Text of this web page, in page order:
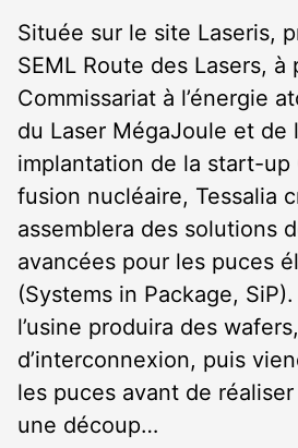
Située sur le site Laseris,
SEML Route des Lasers, à
Commissariat à l’énergie
du Laser MégaJoule et de
implantation de la start-up
fusion nucléaire, Tessalia
assemblera des solutions
avancées pour les puces
(Systems in Package,
l’usine produira des
d’interconnexion, puis
les puces avant de
une découp…